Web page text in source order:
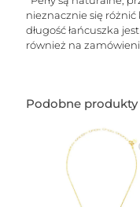
nieznacznie się różnić
długość łańcuszka
również na
Podobne produkty